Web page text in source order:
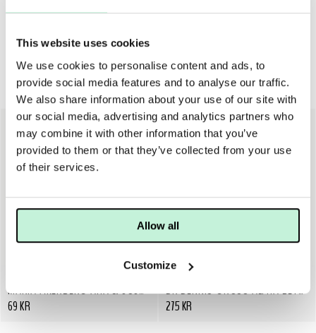
This website uses cookies
We use cookies to personalise content and ads, to
provide social media features and to analyse our traffic.
We also share information about your use of our site with
our social media, advertising and analytics partners who
may combine it with other information that you’ve
provided to them or that they’ve collected from your use
of their services.
Allow all
Customize
Peeling
MARIA ÅKERBERG AHA & JOJOBA PEELING 30 ML
69 KR
DR DENNIS GROSS ALPHA BETA DAILY PEEL UNIVERSAL 5 ST
275 KR